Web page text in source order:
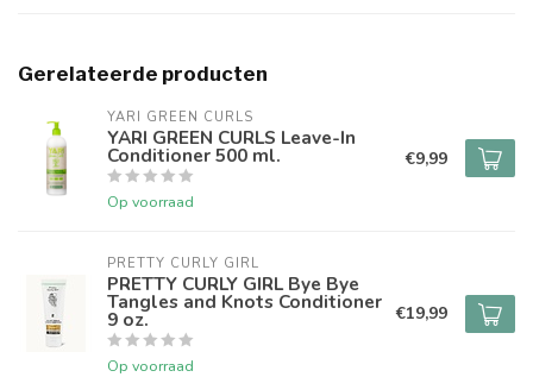
Gerelateerde producten
YARI GREEN CURLS
YARI GREEN CURLS Leave-In
Conditioner 500 ml.
Op voorraad
€9,99
PRETTY CURLY GIRL
PRETTY CURLY GIRL Bye Bye
Tangles and Knots Conditioner
9 oz.
Op voorraad
€19,99